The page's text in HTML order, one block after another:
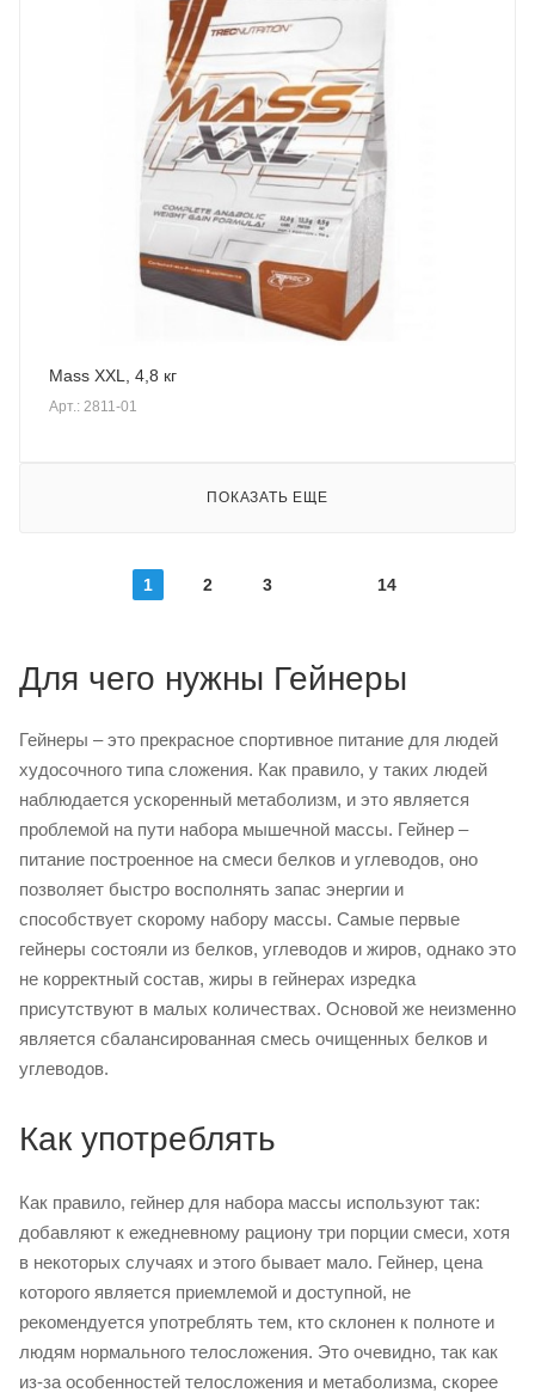
Mass XXL, 4,8 кг
Арт.: 2811-01
ПОКАЗАТЬ ЕЩЕ
1 2 3 14
Для чего нужны Гейнеры
Гейнеры – это прекрасное спортивное питание для людей
худосочного типа сложения. Как правило, у таких людей
наблюдается ускоренный метаболизм, и это является
проблемой на пути набора мышечной массы. Гейнер –
питание построенное на смеси белков и углеводов, оно
позволяет быстро восполнять запас энергии и
способствует скорому набору массы. Самые первые
гейнеры состояли из белков, углеводов и жиров, однако это
не корректный состав, жиры в гейнерах изредка
присутствуют в малых количествах. Основой же неизменно
является сбалансированная смесь очищенных белков и
углеводов.
Как употреблять
Как правило, гейнер для набора массы используют так:
добавляют к ежедневному рациону три порции смеси, хотя
в некоторых случаях и этого бывает мало. Гейнер, цена
которого является приемлемой и доступной, не
рекомендуется употреблять тем, кто склонен к полноте и
людям нормального телосложения. Это очевидно, так как
из-за особенностей телосложения и метаболизма, скорее